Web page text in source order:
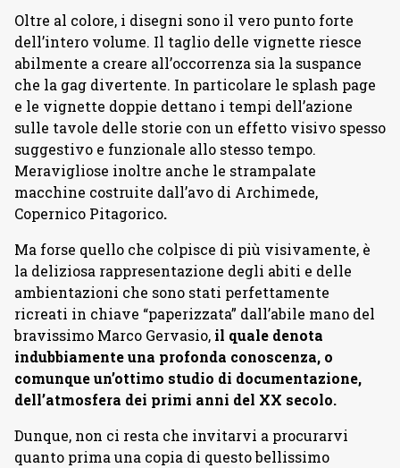
Oltre al colore, i disegni sono il vero punto forte
dell’intero volume. Il taglio delle vignette riesce
abilmente a creare all’occorrenza sia la suspance
che la gag divertente. In particolare le splash page
e le vignette doppie dettano i tempi dell’azione
sulle tavole delle storie con un effetto visivo spesso
suggestivo e funzionale allo stesso tempo.
Meravigliose inoltre anche le strampalate
macchine costruite dall’avo di Archimede,
Copernico Pitagorico.
Ma forse quello che colpisce di più visivamente, è
la deliziosa rappresentazione degli abiti e delle
ambientazioni che sono stati perfettamente
ricreati in chiave “paperizzata” dall’abile mano del
bravissimo Marco Gervasio, il quale denota
indubbiamente una profonda conoscenza, o
comunque un’ottimo studio di documentazione,
dell’atmosfera dei primi anni del XX secolo.
Dunque, non ci resta che invitarvi a procurarvi
quanto prima una copia di questo bellissimo